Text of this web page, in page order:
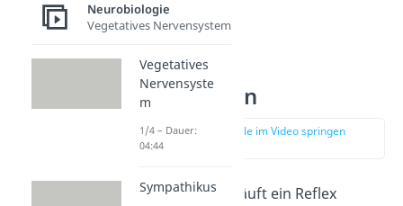
Reflexbogen
zur Stelle im Video springen
Aber wie genau läuft ein Reflex
Neurobiologie
Vegetatives Nervensystem
Vegetatives
Nervensyste
m
1/4 – Dauer:
04:44
Sympathikus